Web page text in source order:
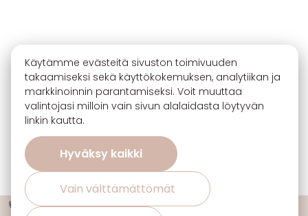
🔖 Ota 3, maksa 2 sisustuskankaiden uutuuksista ja suosikeista!
Käytämme evästeitä sivuston toimivuuden
takaamiseksi sekä käyttökokemuksen, analytiikan ja
markkinoinnin parantamiseksi. Voit muuttaa
valintojasi milloin vain sivun alalaidasta löytyvän
linkin kautta.
Hyväksy kaikki
Vain välttämättömät